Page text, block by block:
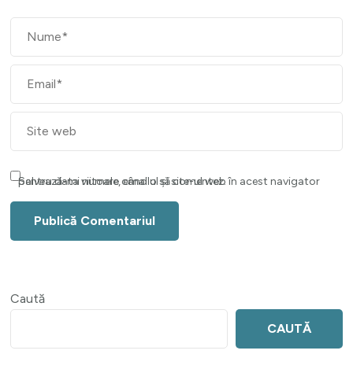
Salvează-mi numele, emailul și site-ul web în acest navigator pentru data viitoare când o să comentez.
Caută
CAUTĂ